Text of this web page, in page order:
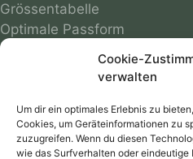
Cookie-
verwalten
Um dir ein optimales Erlebnis zu
Cookies, um Geräteinformationen zu
zuzugreifen. Wenn du diesen
wie das Surfverhalten oder eindeutige
Grössentabelle
Optimale Passform
Infos zu Materialien
Reparaturservice
Versandkosten
Follow